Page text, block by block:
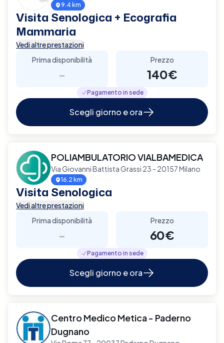
9.4 km
Visita Senologica + Ecografia
Mammaria
Vedi altre prestazioni
Prima disponibilità
-
Prezzo
140€
Pagamento in sede
Scegli giorno e ora
POLIAMBULATORIO VIALBAMEDICA
Via Giovanni Battista Grassi 23 - 20157 Milano
16.2 km
Visita Senologica
Vedi altre prestazioni
Prima disponibilità
-
Prezzo
60€
Pagamento in sede
Scegli giorno e ora
Centro Medico Metica - Paderno
Dugnano